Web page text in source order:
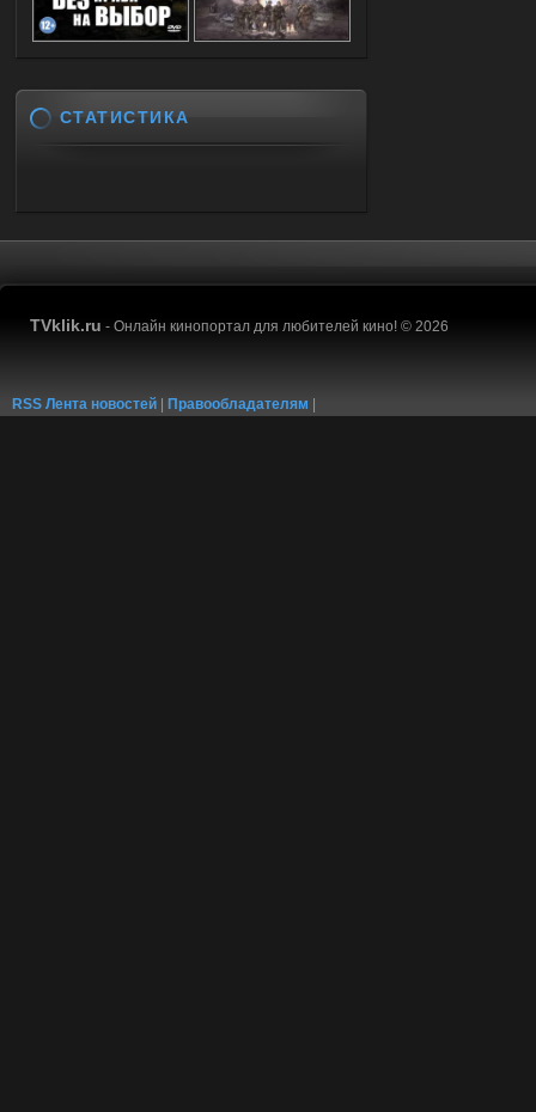
СТАТИСТИКА
TVklik.ru - Онлайн кинопортал для любителей кино! © 2026
RSS Лента новостей Правообладателям